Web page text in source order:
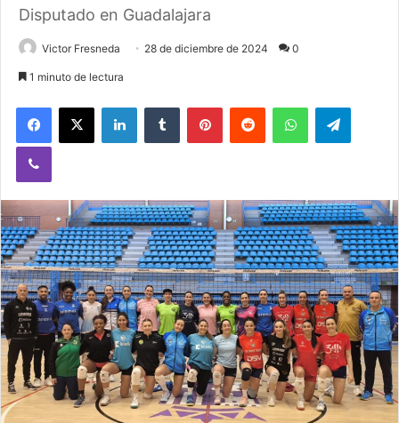
Disputado en Guadalajara
Victor Fresneda 28 de diciembre de 2024 0
1 minuto de lectura